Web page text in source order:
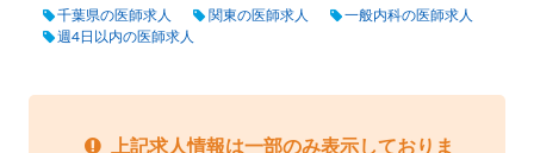
千葉県の医師求人 関東の医師求人
一般内科の医師求人
週4日以内の医師求人
上記求人情報は一部のみ表示しておりま